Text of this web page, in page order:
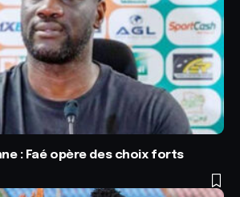
: Faé opère des choix forts